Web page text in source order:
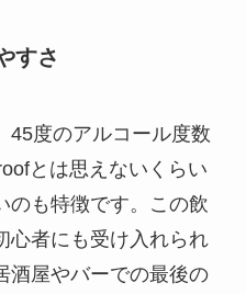
すさ
45度のアルコール度数
とは思えないくらい
のも特徴です。この飲
心者にも受け入れられ
酒屋やバーでの最後の